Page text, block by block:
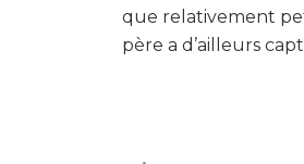
que relativement
père a d’ailleurs